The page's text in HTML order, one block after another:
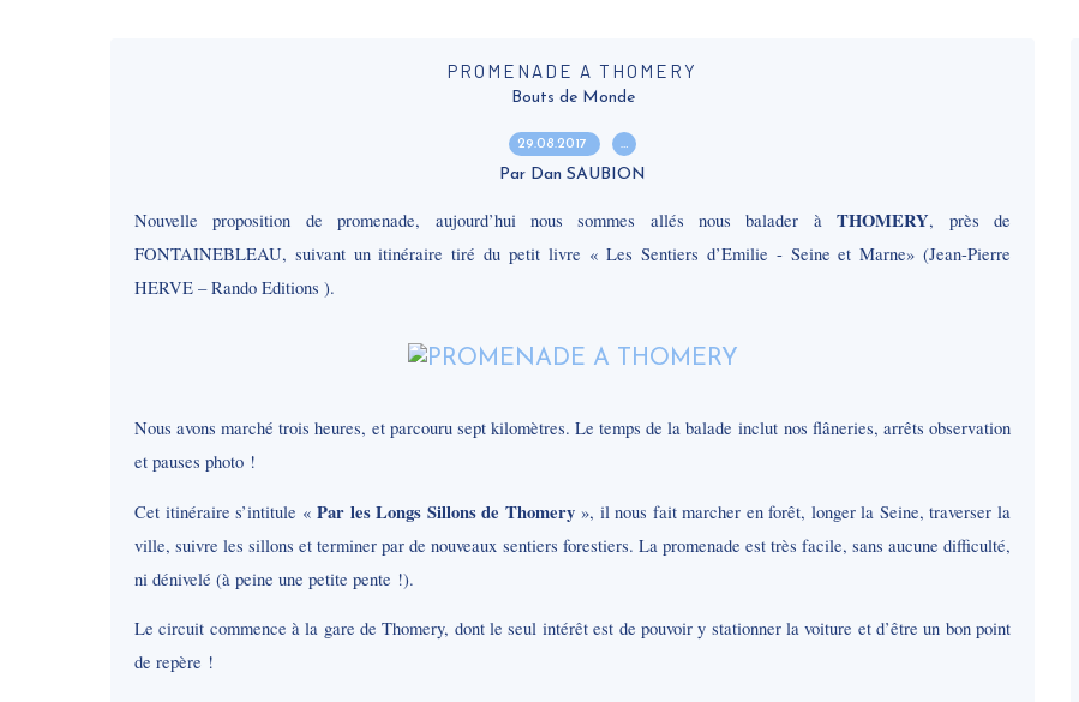
PROMENADE A THOMERY
Bouts de Monde
29.08.2017 …
Par Dan SAUBION
Nouvelle proposition de promenade, aujourd’hui nous sommes allés nous balader àTHOMERY, près de
FONTAINEBLEAU, suivant un itinéraire tiré du petit livre « Les Sentiers d’Emilie - Seine et Marne» (Jean-Pierre
HERVE – Rando Editions ).
Nous avons marché trois heures, et parcouru sept kilomètres. Le temps de la balade inclut nos flâneries, arrêts observation
et pauses photo !
Cet itinéraire s’intitule «Par les Longs Sillons de Thomery», il nous fait marcher en forêt, longer la Seine, traverser la
ville, suivre les sillons et terminer par de nouveaux sentiers forestiers. La promenade est très facile, sans aucune difficulté,
ni dénivelé (à peine une petite pente !).
Le circuit commence à la gare de Thomery, dont le seul intérêt est de pouvoir y stationner la voiture et d’être un bon point
de repère !